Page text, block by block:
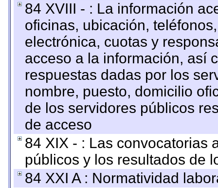
84 XVIII - : La información
oficinas, ubicación,
electrónica, cuotas y
acceso a la información, así
respuestas dadas por los
nombre, puesto, domicilio
de los servidores públicos
de acceso
84 XIX - : Las convocatorias
públicos y los resultados de
84 XXI A : Normatividad